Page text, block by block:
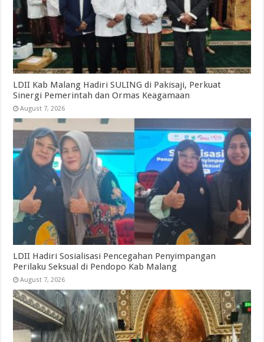
LDII Kab Malang Hadiri SULING di Pakisaji, Perkuat
Sinergi Pemerintah dan Ormas Keagamaan
August 7, 2026
LDII Hadiri Sosialisasi Pencegahan Penyimpangan
Perilaku Seksual di Pendopo Kab Malang
August 7, 2026